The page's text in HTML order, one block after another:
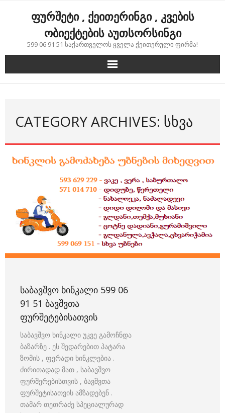
ფურშეტი , ქეითერინგი , კვების
ობიექტების აუთსორსინგი
599 06 91 51 საქართველოს ყველა ქეითერული ფირმა!
CATEGORY ARCHIVES: ᲡᲮᲕᲐ
ᲡᲐᲑᲐᲕᲨᲕᲝ ᲮᲘᲜᲙᲐᲚᲘ 599 06
91 51 ᲑᲐᲕᲨᲕᲗᲐ
ᲤᲣᲠᲨᲔᲢᲔᲑᲘᲡᲐᲗᲕᲘᲡ
საბავშვო ხინკალი უკვე გამოჩნდა
ბაზარზე . ეს შედარებით პატარა
ზომის , ფერადი ხინკლებია .
ძირითადად მათ , საბავშვო
ფურშერებისთვის , ბავშვთა
ფურშეტისათვის ამზადებენ .
თამარ თეთრაძე სპეციალურად